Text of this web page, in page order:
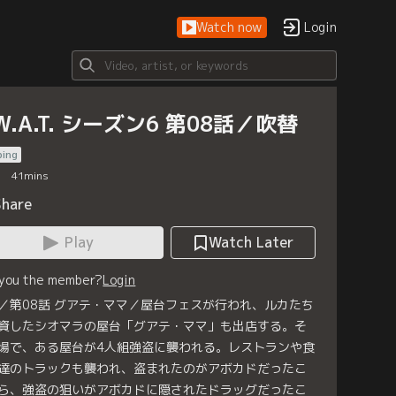
Watch now Login
シーズン6 第08話／吹替
41mins
Play
Watch Later
the member?Login
第08話 グアテ・ママ／屋台フェスが行われ、ルカたち
したシオマラの屋台「グアテ・ママ」も出店する。そ
で、ある屋台が4人組強盗に襲われる。レストランや食
のトラックも襲われ、盗まれたのがアボカドだったこ
、強盗の狙いがアボカドに隠されたドラッグだったこ